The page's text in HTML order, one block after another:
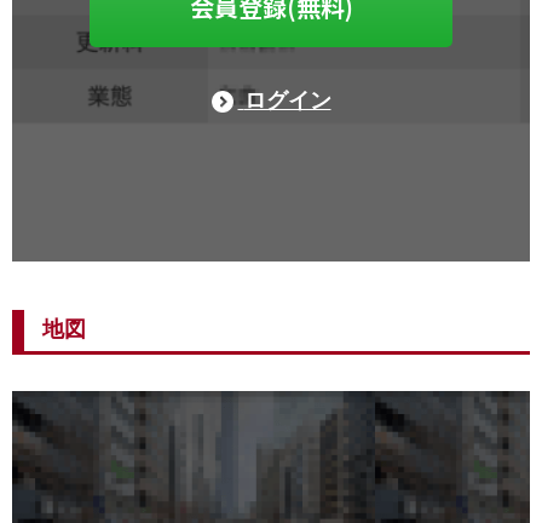
ログイン
地図